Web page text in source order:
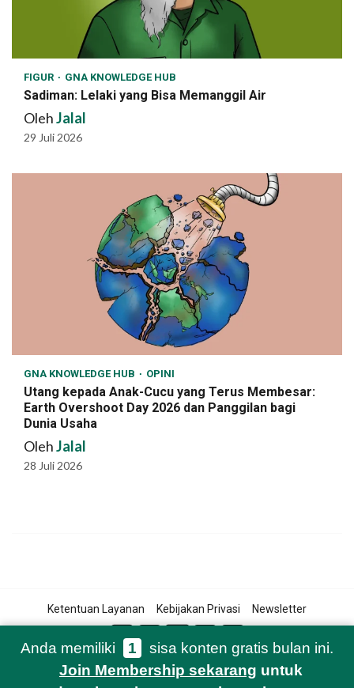
FIGUR GNA KNOWLEDGE HUB
Sadiman: Lelaki yang Bisa Memanggil Air
OlehJalal
29 Juli 2026
GNA KNOWLEDGE HUB OPINI
Utang kepada Anak-Cucu yang Terus Membesar:
Earth Overshoot Day 2026 dan Panggilan bagi
Dunia Usaha
OlehJalal
28 Juli 2026
Ketentuan Layanan Kebijakan Privasi Newsletter
© 2021-2026 Green Network Asia
Anda memiliki 1
sisa konten gratis bulan ini.
Join Membership sekarang untuk